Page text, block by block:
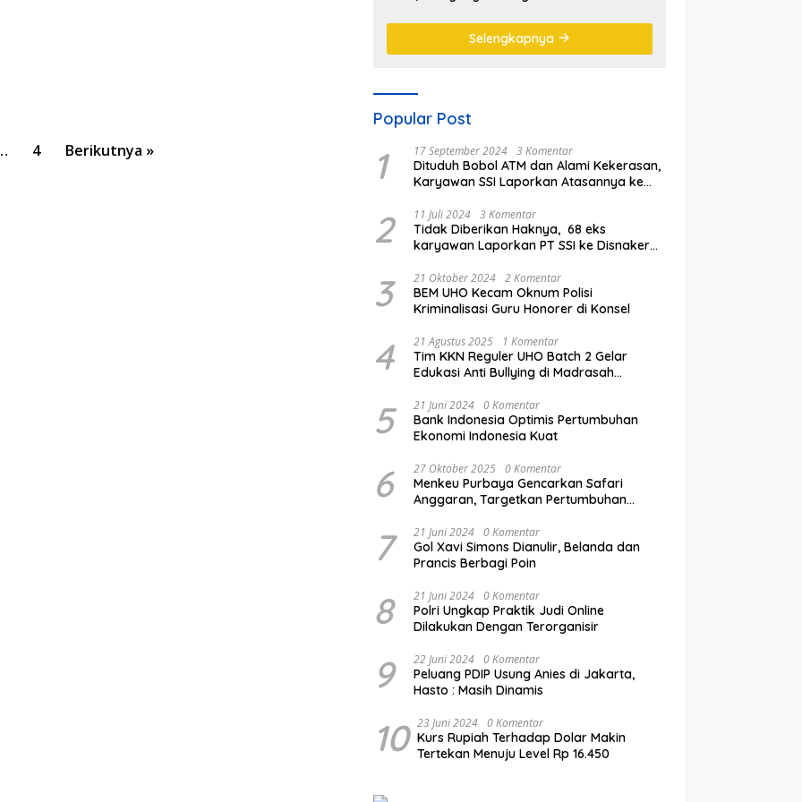
4 Berikutnya »
Selengkapnya
Popular Post
1 17 September 2024 3 Komentar
Dituduh Bobol ATM dan Alami Kekerasan,
Karyawan SSI Laporkan Atasannya ke
2 11 Juli 2024 3 Komentar
Tidak Diberikan Haknya, 68 eks
karyawan Laporkan PT SSI ke Disnaker
3 21 Oktober 2024 2 Komentar
BEM UHO Kecam Oknum Polisi
Kriminalisasi Guru Honorer di Konsel
4 21 Agustus 2025 1 Komentar
Tim KKN Reguler UHO Batch 2 Gelar
Edukasi Anti Bullying di Madrasah
5 21 Juni 2024 0 Komentar
Bank Indonesia Optimis Pertumbuhan
Ekonomi Indonesia Kuat
6 27 Oktober 2025 0 Komentar
Menkeu Purbaya Gencarkan Safari
Anggaran, Targetkan Pertumbuhan
7 21 Juni 2024 0 Komentar
Gol Xavi Simons Dianulir, Belanda dan
Prancis Berbagi Poin
8 21 Juni 2024 0 Komentar
Polri Ungkap Praktik Judi Online
Dilakukan Dengan Terorganisir
9 22 Juni 2024 0 Komentar
Peluang PDIP Usung Anies di Jakarta,
Hasto : Masih Dinamis
10 23 Juni 2024 0 Komentar
Kurs Rupiah Terhadap Dolar Makin
Tertekan Menuju Level Rp 16.450